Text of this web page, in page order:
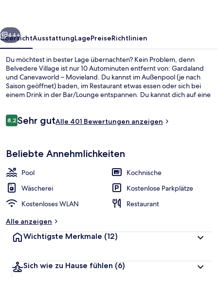
Weiter
44+
ÜbersichtAusstattungLagePreiseRichtlinien
Du möchtest in bester Lage übernachten? Kein Problem, denn
Belvedere Village ist nur 10 Autominuten entfernt von: Gardaland
und Canevaworld – Movieland. Du kannst im Außenpool (je nach
Saison geöffnet) baden, im Restaurant etwas essen oder sich bei
einem Drink in der Bar/Lounge entspannen. Du kannst dich auf eine
Bewertungen
8,28,2 von 10.
Sehr gutAlle 401 Bewertungen anzeigen
Beliebte Annehmlichkeiten
Pool
Kochnische
Wäscherei
Kostenlose Parkplätze
Kostenloses WLAN
Restaurant
Alle anzeigen
Wichtigste Merkmale (12)
Sich wie zu Hause fühlen (6)